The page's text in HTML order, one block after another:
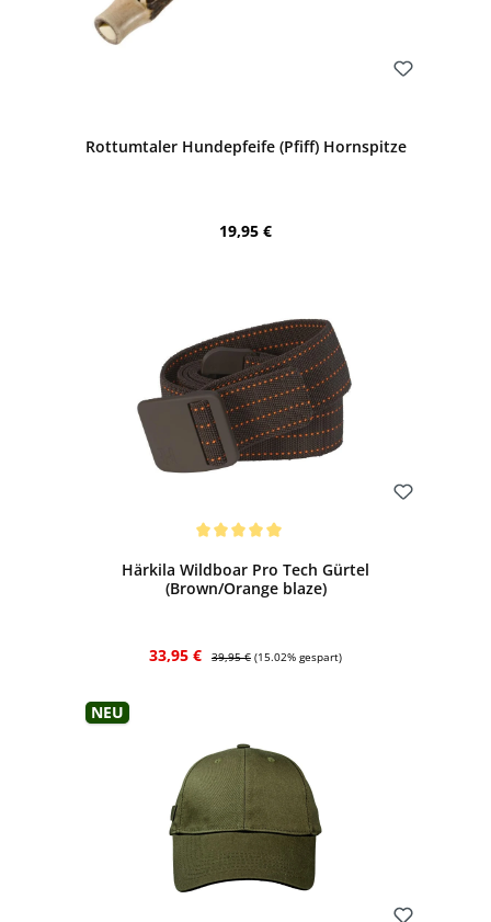
Rottumtaler Hundepfeife (Pfiff) Hornspitze
Regulärer Preis:
19,95 €
Härkila Wildboar Pro Tech Gürtel
(Brown/Orange blaze)
Verkaufspreis:
33,95 € 39,95 € (15.02% gespart)
Neu